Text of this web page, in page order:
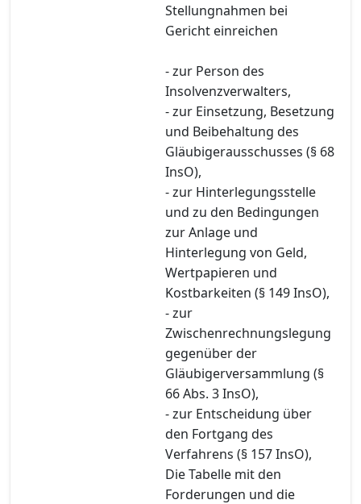
Stellungnahmen bei
Gericht einreichen
- zur Person des
Insolvenzverwalters,
- zur Einsetzung, Besetzung
und Beibehaltung des
Gläubigerausschusses (§ 68
InsO),
- zur Hinterlegungsstelle
und zu den Bedingungen
zur Anlage und
Hinterlegung von Geld,
Wertpapieren und
Kostbarkeiten (§ 149 InsO),
- zur
Zwischenrechnungslegung
gegenüber der
Gläubigerversammlung (§
66 Abs. 3 InsO),
- zur Entscheidung über
den Fortgang des
Verfahrens (§ 157 InsO),
Die Tabelle mit den
Forderungen und die